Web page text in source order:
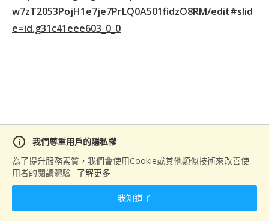
級應用，如智能客服系統、自動化數據分析平台
等。這些實戰經驗，正是企業最看重的實務能力。
完成特訓後，您將具備獨立開發 AI 應用的完整技
info
我們尊重用戶的隱私權
為了提升服務素質，我們會使用Cookie或其他類似技術來改善使
用者的閱讀體驗 了解更多
我知道了
w7zT2053PojH1e7je7PrLQ0A501fidzO8RM/edit#slid
e=id.g31c41eee603_0_0